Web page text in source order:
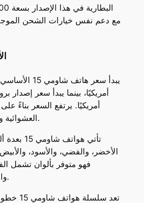
مع دعم نفس خيارات الشحن
أمريكيًا. يرتفع السعر بناءً
العشوائية والسعة التخزينية.
تأتي هواتف
الأخضر، والفضي، والأسود،
فهو متوفر بألوان تشمل
والأخضر، والأبيض.
تعد